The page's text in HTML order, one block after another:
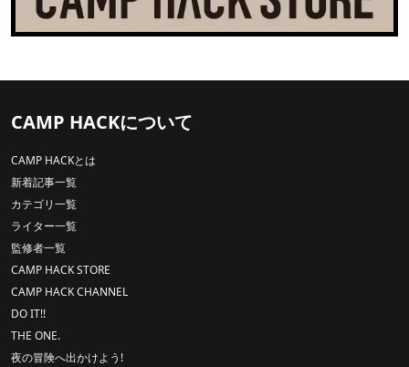
CAMP HACKについて
CAMP HACKとは
新着記事一覧
カテゴリ一覧
ライター一覧
監修者一覧
CAMP HACK STORE
CAMP HACK CHANNEL
DO IT!!
THE ONE.
夜の冒険へ出かけよう!